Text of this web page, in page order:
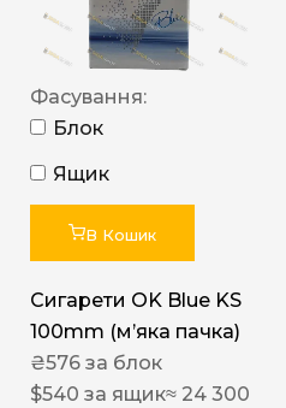
Фасування:
Блок
Ящик
В Кошик
Сигарети OK Blue KS
100mm (м’яка пачка)
₴576 за блок
$540 за ящик≈ 24 300